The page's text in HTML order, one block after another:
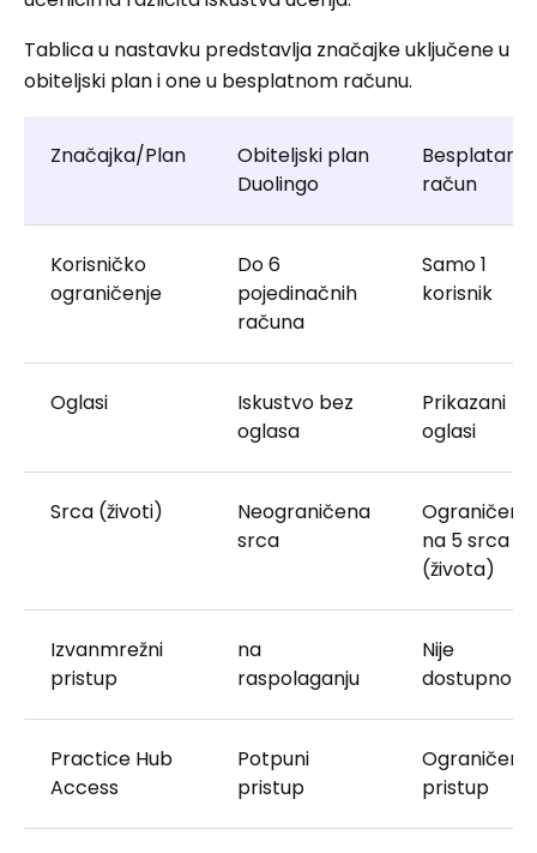
Tablica u nastavku predstavlja značajke uključene u
obiteljski plan i one u besplatnom računu.
Značajka/Plan
Obiteljski plan
Duolingo
Besplatan
račun
Korisničko
ograničenje
Do 6
pojedinačnih
računa
Samo 1
korisnik
Oglasi
Iskustvo bez
oglasa
Prikazani
oglasi
Srca (životi)
Neograničena
srca
Ograničeno
na 5 srca
(života)
Izvanmrežni
pristup
na
raspolaganju
Nije
dostupno
Practice Hub
Access
Potpuni
pristup
Ograničen
pristup